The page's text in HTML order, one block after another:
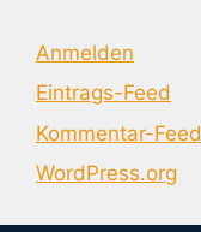
Anmelden
Eintrags-Feed
Kommentar-Feed
WordPress.org